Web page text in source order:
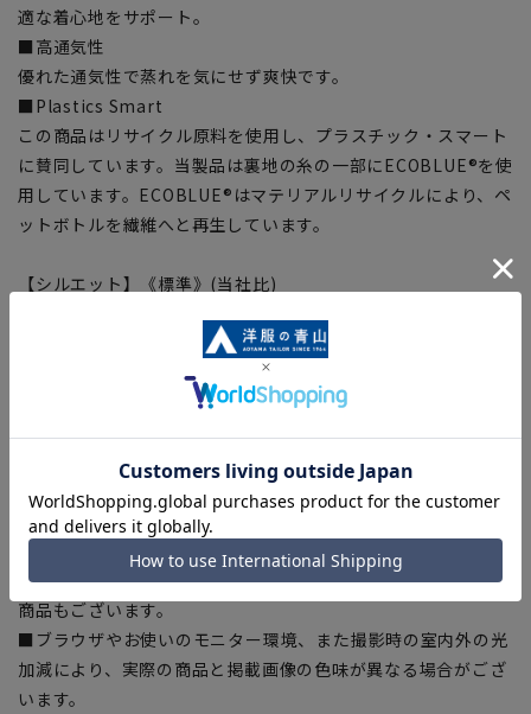
適な着心地をサポート。
■高通気性
優れた通気性で蒸れを気にせず爽快です。
■Plastics Smart
この商品はリサイクル原料を使用し、プラスチック・スマート
に賛同しています。当製品は裏地の糸の一部にECOBLUE®を使
用しています。ECOBLUE®はマテリアルリサイクルにより、ペ
ットボトルを繊維へと再生しています。
【シルエット】《標準》(当社比)
【商品に関するご注意】
■商品画像はサンプルのため、色味やサイズ等の仕様に変更が
ある場合がございますので、予めご了承ください。
入の目安としてご利用ください。
■生地や仕様・デザインにより、着用感や実際のサイズ表に若
干の誤差が生じる場合がございます。予めご了承ください。
■サイズスペックは仕上がりサイズを記載しております。一
部、商品現物におすすめサイズ(ヌードサイズ)を記載している
商品もございます。
■ブラウザやお使いのモニター環境、また撮影時の室内外の光
加減により、実際の商品と掲載画像の色味が異なる場合がござ
います。